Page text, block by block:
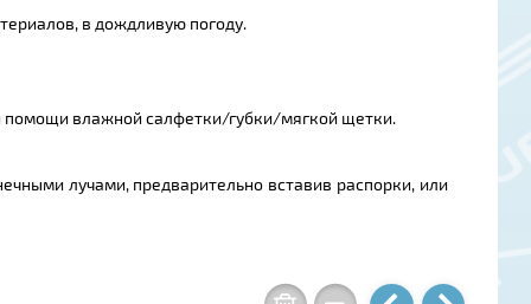
в дождливую погоду.
помощи влажной салфетки/губки/мягкой щетки.
лучами, предварительно вставив распорки, или